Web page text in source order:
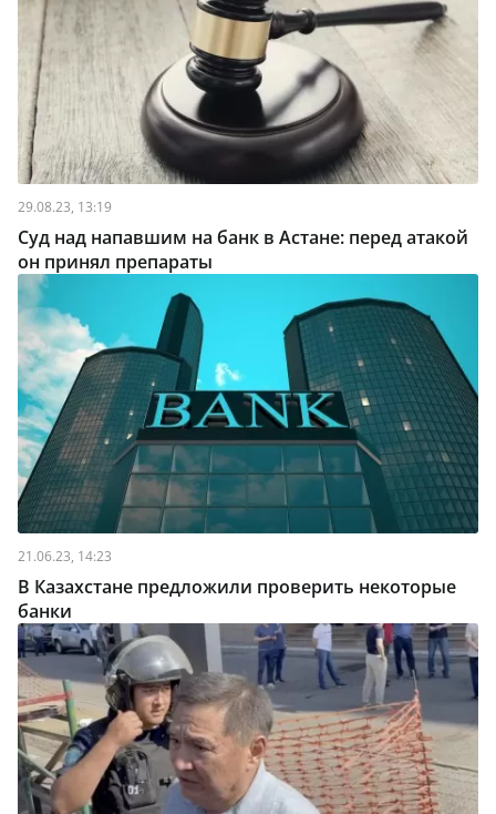
29.08.23, 13:19
Суд над напавшим на банк в Астане: перед атакой
он принял препараты
21.06.23, 14:23
В Казахстане предложили проверить некоторые
банки